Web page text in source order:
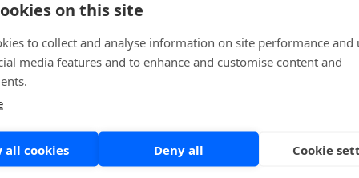
on this site
to collect and analyse information on site performance and
media features and to enhance and customise content and
all cookies Deny all Cookie
Point of care